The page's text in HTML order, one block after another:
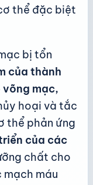
thể đặc biệt
bị tổn
của thành
mạc,
hoại và tắc
thể phản ứng
của các
chất cho
mạch máu